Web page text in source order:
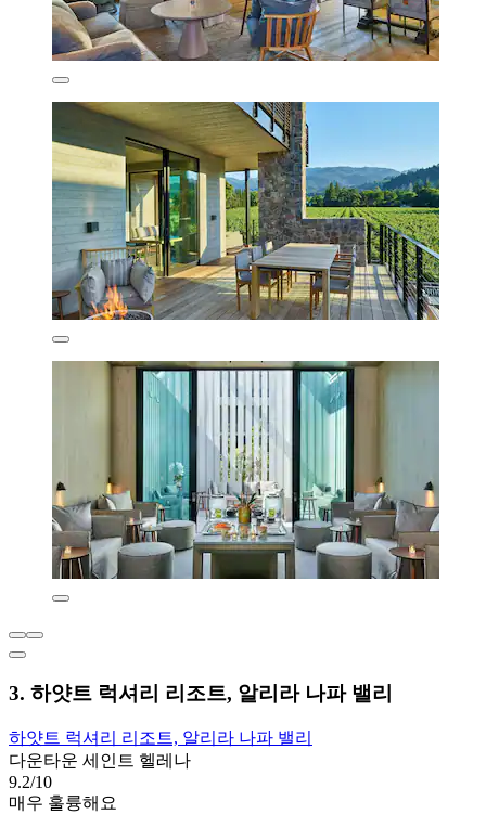
3. 하얏트 럭셔리 리조트, 알리라 나파 밸리
하얏트 럭셔리 리조트, 알리라 나파 밸리
다운타운 세인트 헬레나
9.2/10
매우 훌륭해요